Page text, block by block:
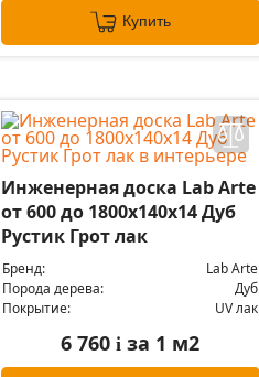
Купить
Инженерная доска Lab Arte
от 600 до 1800х140х14 Дуб
Рустик Грот лак
Бренд:
Lab Arte
Порода дерева:
Дуб
Покрытие:
UV лак
6 760i за 1 м2